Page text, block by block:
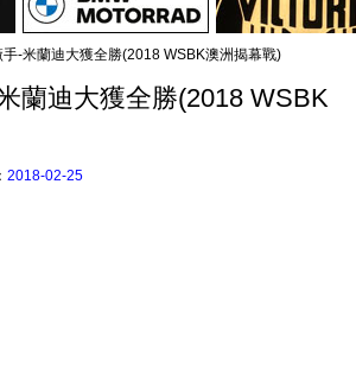
手-米蘭迪大獲全勝(2018 WSBK澳洲揭幕戰)
蘭迪大獲全勝(2018 WSBK
2018-02-25